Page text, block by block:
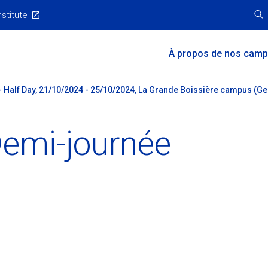
MainÀ propos de nos
Day, 21/10/2024 - 25/10/2024, La Grande Boissière campus
journée